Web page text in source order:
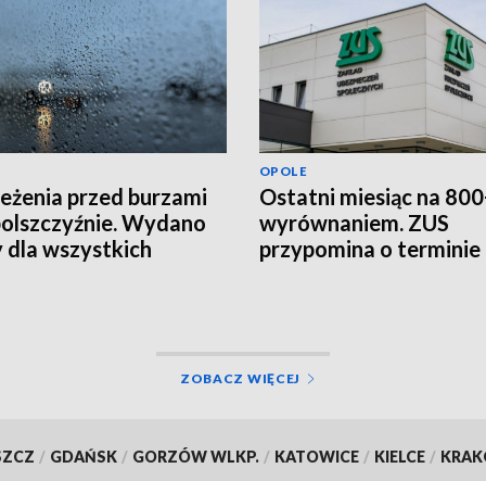
przed burzami
Wydano
wszystkich
OPOLE
Ostatni miesiąc na
wyrównaniem. ZUS
przypomina o terminie
ZOBACZ WIĘCEJ
/ GDAŃSK / GORZÓW WLKP. / KATOWICE / KIELCE /